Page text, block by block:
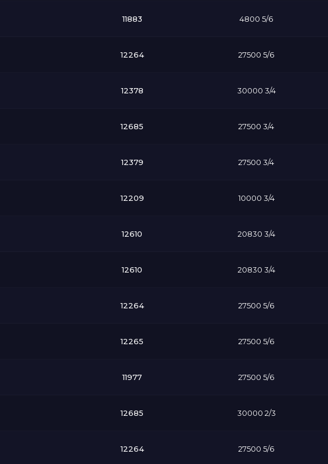
11883 4800 5/6
12264 27500 5/6
12378 30000 3/4
12685 27500 3/4
12379 27500 3/4
12209 10000 3/4
12610 20830 3/4
12610 20830 3/4
12264 27500 5/6
12265 27500 5/6
11977 27500 5/6
12685 30000 2/3
12264 27500 5/6